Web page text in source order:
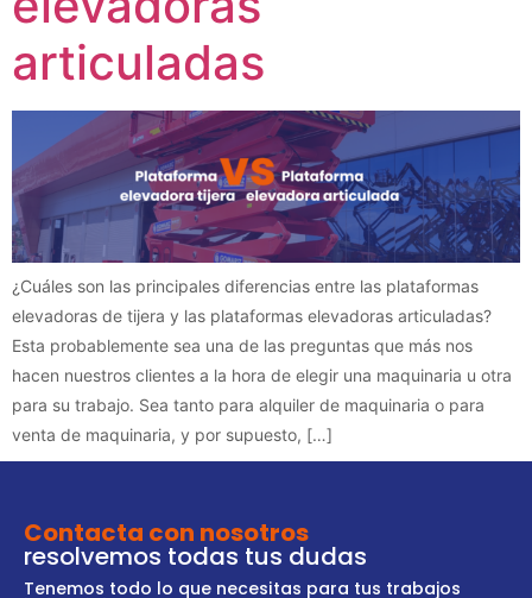
articuladas
¿Cuáles son las principales diferencias entre las plataformas
elevadoras de tijera y las plataformas elevadoras articuladas?
Esta probablemente sea una de las preguntas que más nos
hacen nuestros clientes a la hora de elegir una maquinaria u otra
para su trabajo. Sea tanto para alquiler de maquinaria o para
venta de maquinaria, y por supuesto, […]
Contacta con nosotros
resolvemos todas tus dudas
Tenemos todo lo que necesitas para tus trabajos